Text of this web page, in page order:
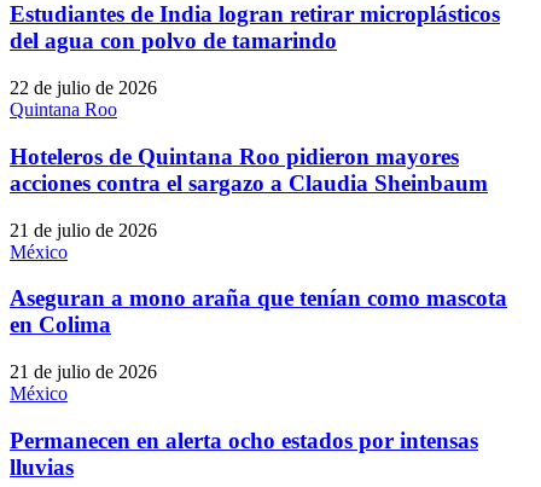
Estudiantes de India logran retirar microplásticos
del agua con polvo de tamarindo
22 de julio de 2026
Quintana Roo
Hoteleros de Quintana Roo pidieron mayores
acciones contra el sargazo a Claudia Sheinbaum
21 de julio de 2026
México
Aseguran a mono araña que tenían como mascota
en Colima
21 de julio de 2026
México
Permanecen en alerta ocho estados por intensas
lluvias